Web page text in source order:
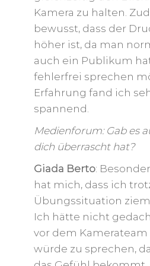
Kamera zu halten.
bewusst, dass der
höher ist, da man
auch ein Publikum
fehlerfrei sprechen
Erfahrung fand ich
spannend.
Medienforum: Gab es
dich überrascht hat?
Giada Berto:
hat mich, dass ich
Übungssituation
Ich hätte nicht
vor dem
würde zu sprechen,